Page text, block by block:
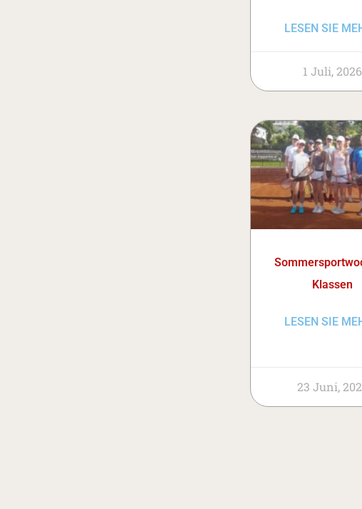
LESEN SIE
1 Juli, 2026
Klassen
LESEN SIE
23 Juni,